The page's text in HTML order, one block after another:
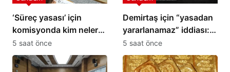
‘Süreç yasası’ için
komisyonda kim neler
söyledi?
5 saat önce
Demirtaş için “yasadan
yararlanamaz” iddiası:
Adalet Bakanı yalanladı
5 saat önce